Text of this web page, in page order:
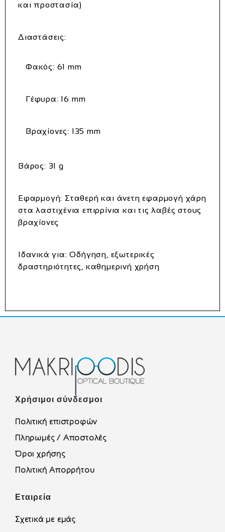
και προστασία)
Διαστάσεις:
Φακός: 61 mm
Γέφυρα: 16 mm
Βραχίονες: 135 mm
Βάρος: 31 g
Εφαρμογή: Σταθερή και άνετη εφαρμογή χάρη
στα λαστιχένια επιρρίνια και τις λαβές στους
βραχίονες
Ιδανικά για: Οδήγηση, εξωτερικές
δραστηριότητες, καθημερινή χρήση
Χρήσιμοι σύνδεσμοι
Πολιτική επιστροφών
Πληρωμές / Αποστολές
Όροι χρήσης
Πολιτική Απορρήτου
Εταιρεία
Σχετικά με εμάς